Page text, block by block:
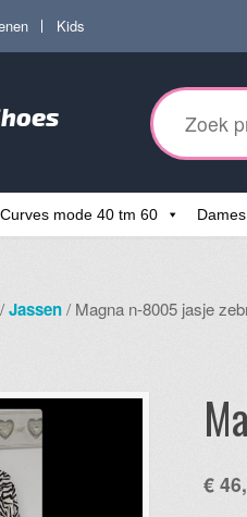
Kids
Zoeken
naar:
Curves mode 40 tm 60
Jassen/ Magna n-8005 jasje
€